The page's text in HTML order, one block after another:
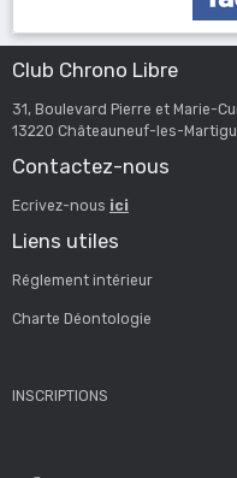
Club Chrono Libre
31, Boulevard Pierre et Marie-
13220 Châteauneuf-les-
Contactez-nous
Ecrivez-nous ici
Liens utiles
Réglement intérieur
Charte Déontologie
INSCRIPTIONS